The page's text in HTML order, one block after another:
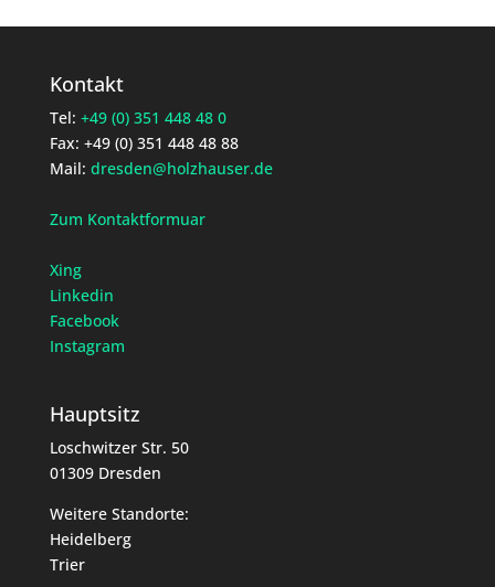
Kontakt
Tel: +49 (0) 351 448 48 0
Fax: +49 (0) 351 448 48 88
Mail: dresden@holzhauser.de
Zum Kontaktformuar
Xing
Linkedin
Facebook
Instagram
Hauptsitz
Loschwitzer Str. 50
01309 Dresden
Weitere Standorte:
Heidelberg
Trier